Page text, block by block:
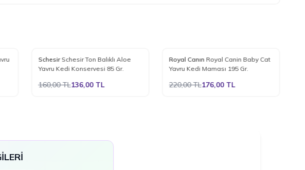
%15
Favorilere Ekle
SchesirSchesir Ton Balıklı Aloe
Yavru Kedi Konservesi 85 Gr.
160,00TL136,00TL
%20
Favorilere Ekle
Royal Canın Royal Canin Baby Cat
Yavru Kedi Maması 195 Gr.
220,00TL176,00TL